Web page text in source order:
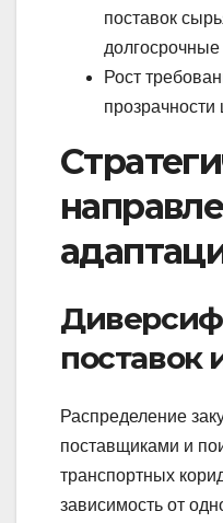
поставок
Рост
прозрачности
поставок
Распределение
поставщиками и
транспортных
зависимость от